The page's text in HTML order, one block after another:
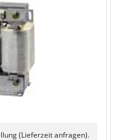
(Lieferzeit anfragen).